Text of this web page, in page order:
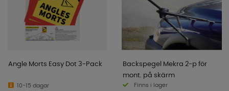
Angle Morts Easy Dot 3-Pack
10-15 dagar
Backspegel Mekra 2-p för
mont. på skärm
Finns i lager